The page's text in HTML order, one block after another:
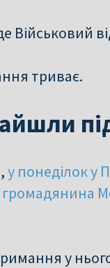
Військовий
триває.
у понеділок у
громадянина
у